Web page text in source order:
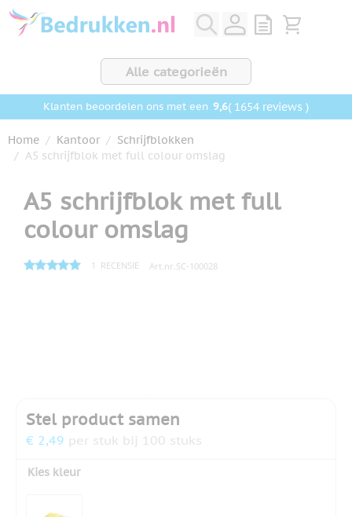
Ga naar de inhoud
View quote,
Bekijk
Alle categorieën
Klanten beoordelen ons met een 9,6( 1654 reviews )
Home / Kantoor / Schrijfblokken
/ A5 schrijfblok met full colour omslag
A5 schrijfblok met full
colour omslag
1 RECENSIE Art.nr. SC-100028
Stel product samen
€ 2,49 per stuk bij 100 stuks
Kies kleur